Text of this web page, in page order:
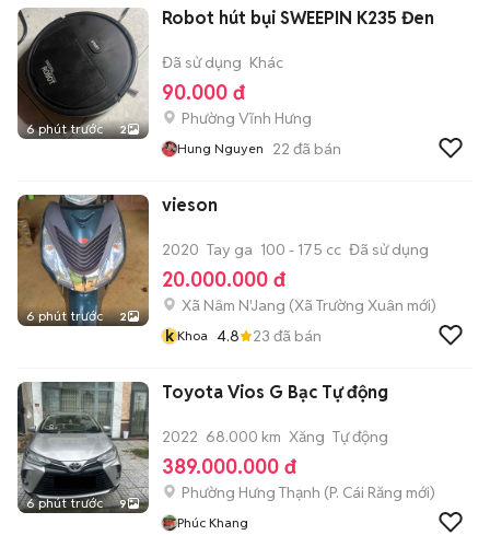
6 phút trước 2
Robot hút bụi SWEEPIN K235 Đen
Đã sử dụng Khác
90.000 đ
Phường Vĩnh Hưng
Hung Nguyen 22 đã bán
6 phút trước 2
vieson
2020 Tay ga 100 - 175 cc Đã sử dụng
20.000.000 đ
Xã Nâm N'Jang (Xã Trường Xuân mới)
k Khoa 4.8 23 đã bán
6 phút trước 9
Toyota Vios G Bạc Tự động
2022 68.000 km Xăng Tự động
389.000.000 đ
Phường Hưng Thạnh (P. Cái Răng mới)
Phúc Khang